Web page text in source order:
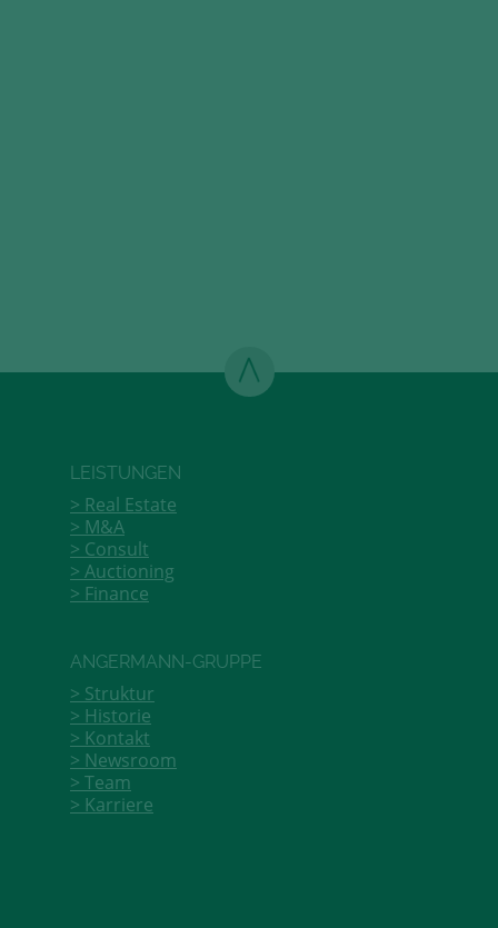
LEISTUNGEN
Real Estate
M&A
Consult
Auctioning
Finance
ANGERMANN-GRUPPE
Struktur
Historie
Kontakt
Newsroom
Team
Karriere